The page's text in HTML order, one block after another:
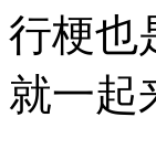
行梗也
就一起